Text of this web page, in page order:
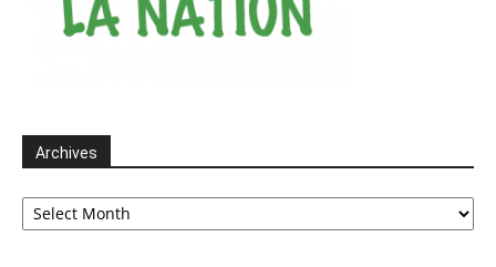
Archives
Archives